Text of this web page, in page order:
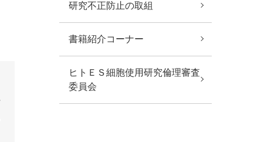
研究不正防止の取組
書籍紹介コーナー
ヒトＥＳ細胞使用研究倫理審査
委員会